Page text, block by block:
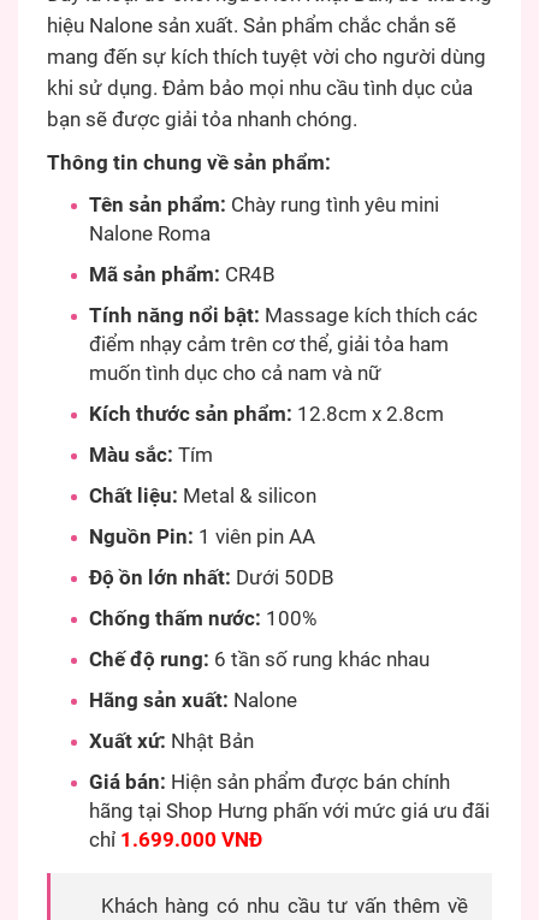
hiệu Nalone sản xuất. Sản phẩm chắc chắn sẽ
mang đến sự kích thích tuyệt vời cho người dùng
khi sử dụng. Đảm bảo mọi nhu cầu tình dục của
bạn sẽ được giải tỏa nhanh chóng.
Thông tin chung về sản phẩm:
Tên sản phẩm: Chày rung tình yêu mini
Nalone Roma
Mã sản phẩm: CR4B
Tính năng nổi bật: Massage kích thích các
điểm nhạy cảm trên cơ thể, giải tỏa ham
muốn tình dục cho cả nam và nữ
Kích thước sản phẩm: 12.8cm x 2.8cm
Màu sắc: Tím
Chất liệu: Metal & silicon
Nguồn Pin: 1 viên pin AA
Độ ồn lớn nhất: Dưới 50DB
Chống thấm nước: 100%
Chế độ rung: 6 tần số rung khác nhau
Hãng sản xuất: Nalone
Xuất xứ: Nhật Bản
Giá bán: Hiện sản phẩm được bán chính
hãng tại Shop Hưng phấn với mức giá ưu đãi
chỉ 1.699.000 VNĐ
Khách hàng có nhu cầu tư vấn thêm về